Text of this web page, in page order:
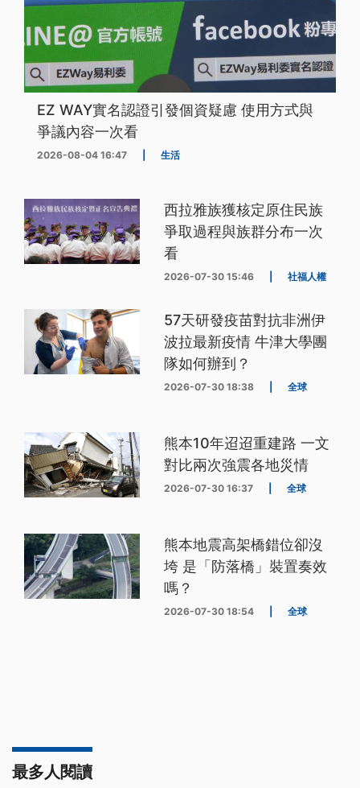
EZ WAY實名認證引發個資疑慮 使用方式與
爭議內容一次看
2026-08-04 16:47 生活
西拉雅族獲核定原住民族
爭取過程與族群分布一次
看
2026-07-30 15:46 社福人權
57天研發疫苗對抗非洲伊
波拉最新疫情 牛津大學團
隊如何辦到？
2026-07-30 18:38 全球
熊本10年迢迢重建路 一文
對比兩次強震各地災情
2026-07-30 16:37 全球
熊本地震高架橋錯位卻沒
垮 是「防落橋」裝置奏效
嗎？
2026-07-30 18:54 全球
最多人閱讀